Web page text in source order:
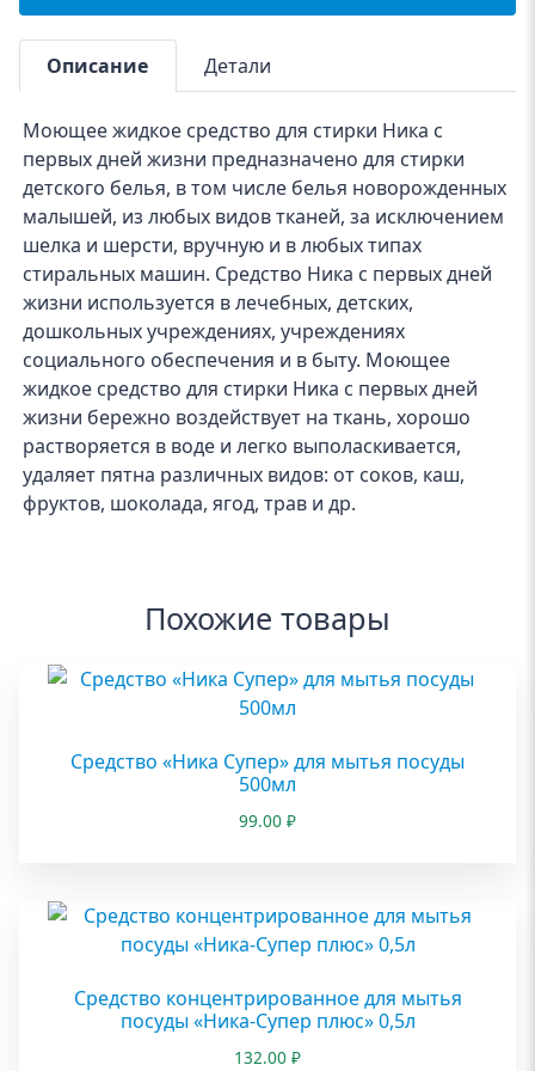
Описание Детали
Моющее жидкое средство для стирки Ника с
первых дней жизни предназначено для стирки
детского белья, в том числе белья новорожденных
малышей, из любых видов тканей, за исключением
шелка и шерсти, вручную и в любых типах
стиральных машин. Средство Ника с первых дней
жизни используется в лечебных, детских,
дошкольных учреждениях, учреждениях
социального обеспечения и в быту. Моющее
жидкое средство для стирки Ника с первых дней
жизни бережно воздействует на ткань, хорошо
растворяется в воде и легко выполаскивается,
удаляет пятна различных видов: от соков, каш,
фруктов, шоколада, ягод, трав и др.
Похожие товары
Средство «Ника Супер» для мытья посуды
500мл
99.00 ₽
Средство концентрированное для мытья
посуды «Ника-Супер плюс» 0,5л
132.00 ₽